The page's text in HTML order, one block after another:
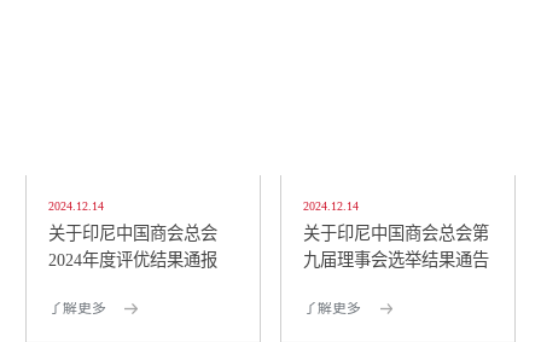
2024.12.14
关于印尼中国商会总会
2024年度评优结果通报
了解更多
2024.12.14
关于印尼中国商会总会第
九届理事会选举结果通告
了解更多